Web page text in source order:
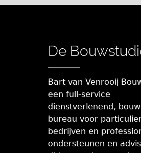
De
Bart van Venrooij
een full-service
dienstverlenend,
bureau voor
bedrijven en
ondersteunen en